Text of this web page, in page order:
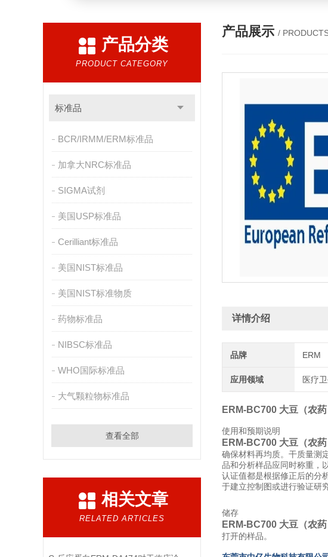
产品分类
PRODUCT CATEGORY
标准品
BCR/IRMM/ERM标准品
加拿大NRC标准品
SIGMA试剂
美国USP标准品
Cerilliant标准品
美国NIST标准品
美国NIST标准物质
药物标准品
NIBSC标准品
WHO国际标准品
大气颗粒物标准品
查看全部
相关文章
RELATED ARTICLES
产品展示 /
详情介绍
品牌 ERM
应用领域 医疗
ERM-BC700 大豆（农
使用和预期说明
ERM-BC700 大豆（农
确保材料再均质。干质量测
品和分析样品应同时称重，
认证值都是根据修正后的分
于建立控制图或进行验证研
储存
ERM-BC700 大豆（农药
打开的样品。